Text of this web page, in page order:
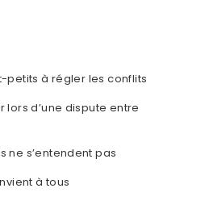
petits à régler les conflits
lors d’une dispute entre
ne s’entendent pas
à tous